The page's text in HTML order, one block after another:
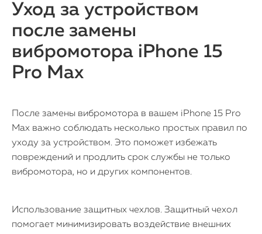
Уход за устройством
после замены
вибромотора iPhone 15
Pro Max
После замены вибромотора в вашем iPhone 15 Pro
Max важно соблюдать несколько простых правил по
уходу за устройством. Это поможет избежать
повреждений и продлить срок службы не только
вибромотора, но и других компонентов.
Использование защитных чехлов. Защитный чехол
помогает минимизировать воздействие внешних